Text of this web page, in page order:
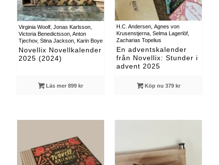
Virginia Woolf, Jonas Karlsson,
Victoria Benedictsson, Anton
Tjechov, Stina Jackson, Karin Boye
Novellix Novellkalender
2025 (2024)
Läs mer 899 kr
H.C. Andersen, Agnes von
Krusenstjerna, Selma Lagerlöf,
Zacharias Topelius
En adventskalender
från Novellix: Stunder i
advent 2025
Köp nu 379 kr